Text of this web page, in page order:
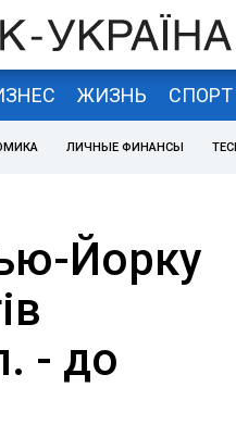
ЖИЗНЬ СПОРТ
ЛИЧНЫЕ ФИНАНСЫ
Йорку
- до